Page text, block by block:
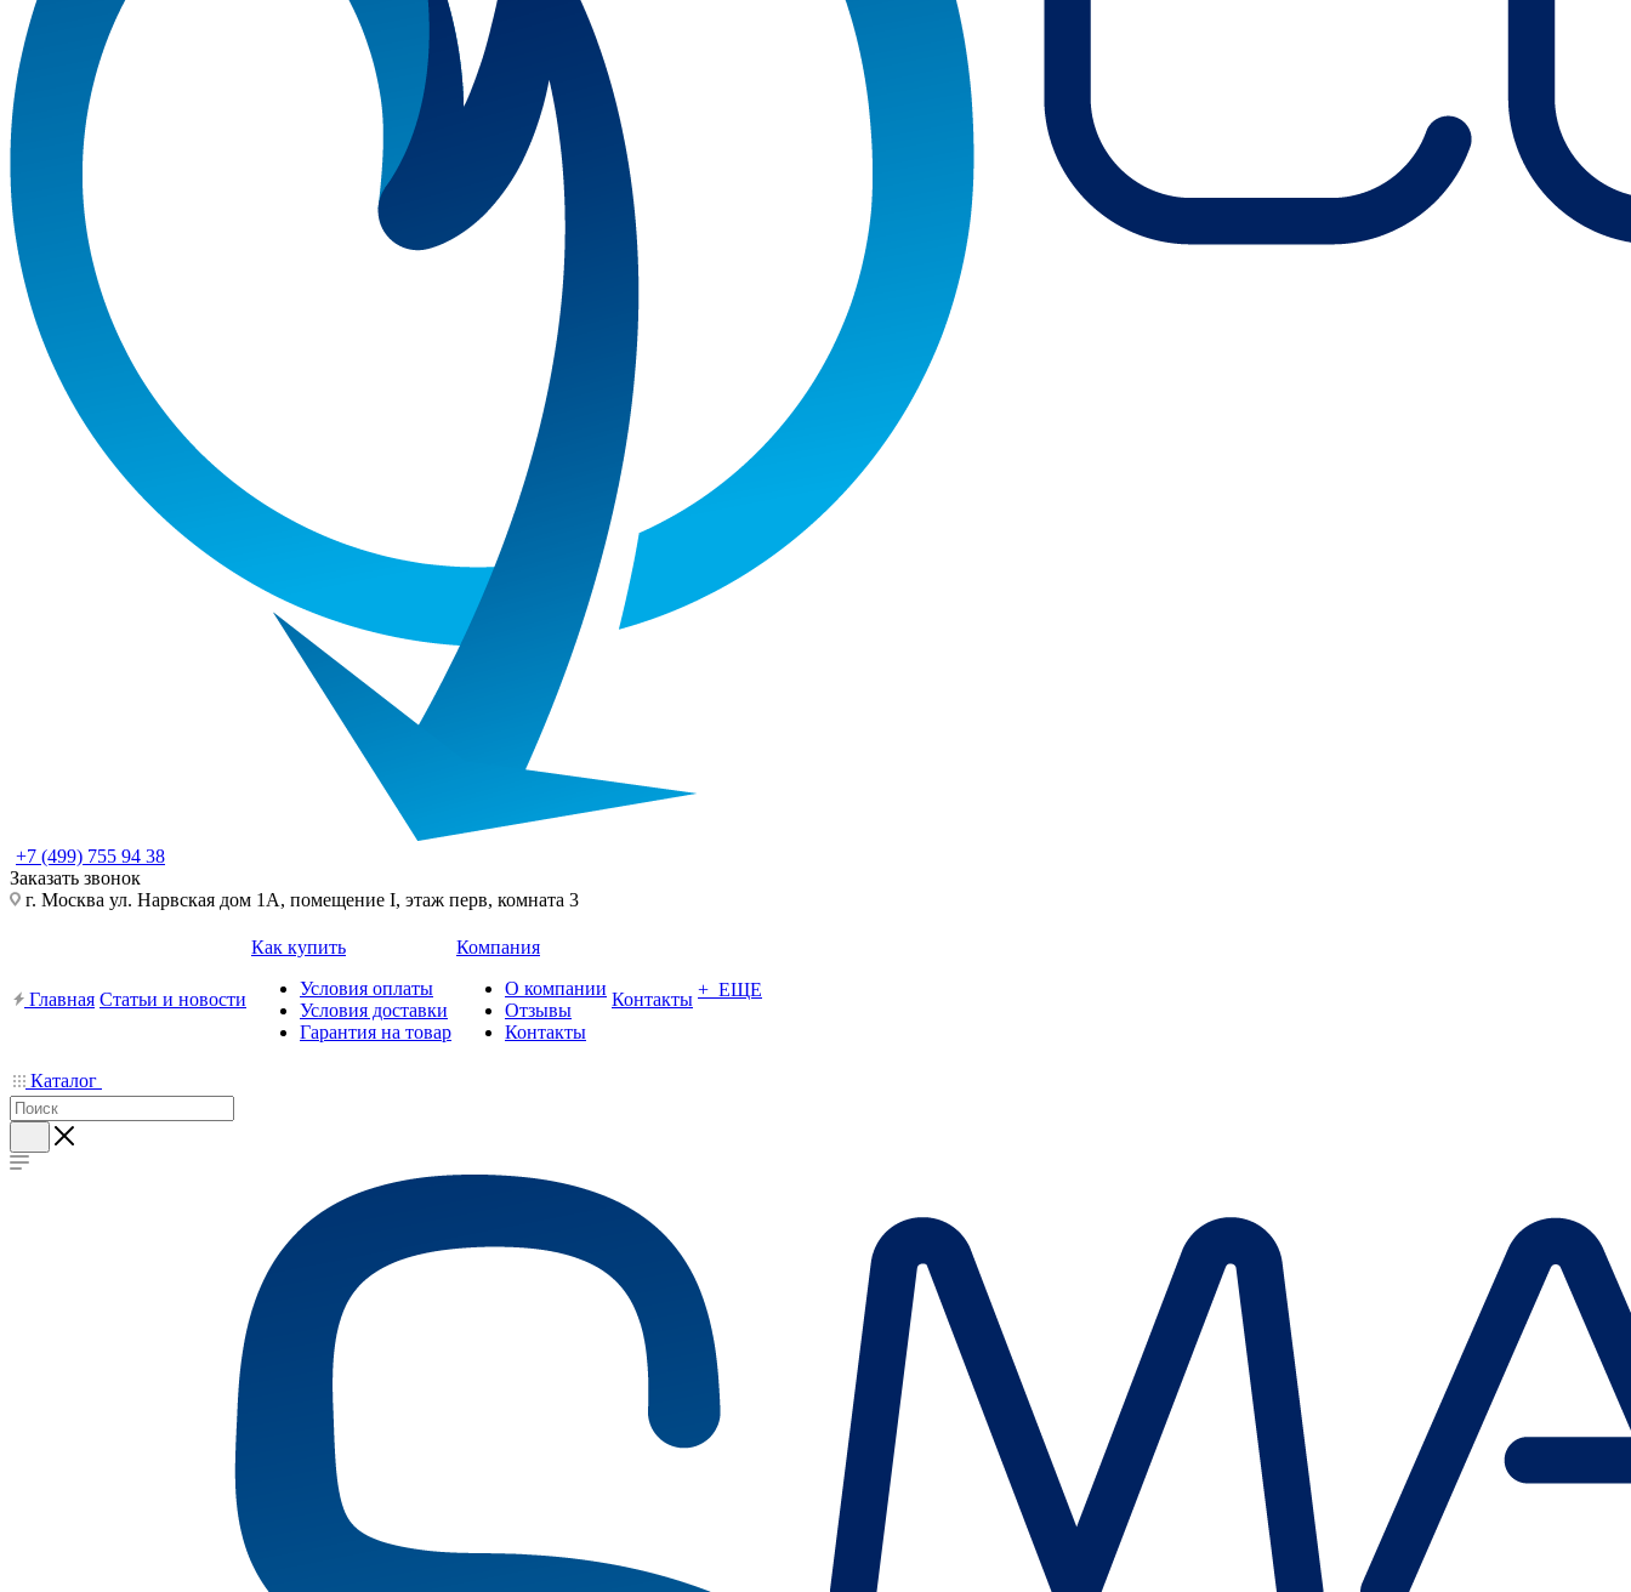
+7 (499) 755 94 38
Заказать звонок
г. Москва ул. Нарвская дом 1А, помещение I, этаж перв, комната 3
Главная Статьи и новости
Как купить
Условия оплаты
Условия доставки
Гарантия на товар
Компания
О компании
Отзывы
Контакты
Контакты + ЕЩЕ
Каталог